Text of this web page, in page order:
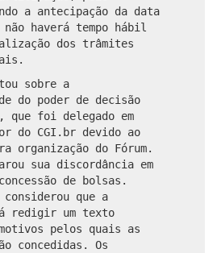
a antecipação da data
haverá tempo hábil
dos trâmites
sobre a
do poder de decisão
que foi delegado em
do CGI.br devido ao
organização do Fórum.
sua discordância em
de bolsas.
considerou que a
redigir um texto
pelos quais as
concedidas. Os